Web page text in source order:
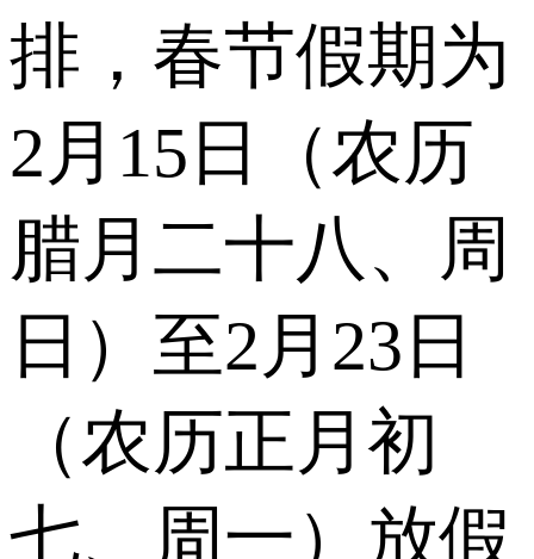
排，春节假期为
2月15日（农历
腊月二十八、周
日）至2月23日
（农历正月初
七、周一）放假